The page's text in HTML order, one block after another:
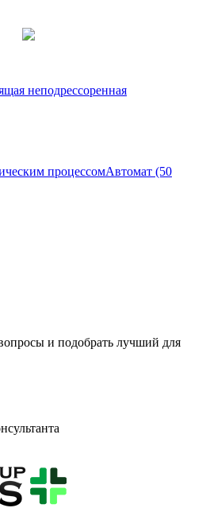
неподрессоренная
процессомАвтомат (50
и подобрать лучший для